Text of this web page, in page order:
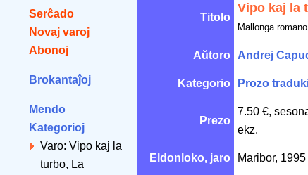
Serĉado
Novaj varoj
Abonoj
Brokantaĵoj
Mendo
Kategorioj
Varo: Vipo kaj la
turbo, La
Titolo
Vipo kaj la
Mallonga romano
Aŭtoro Andrej
Kategorio Prozo
Prezo
7.50 €,
ekz.
Eldonloko, jaro Maribor, 1995